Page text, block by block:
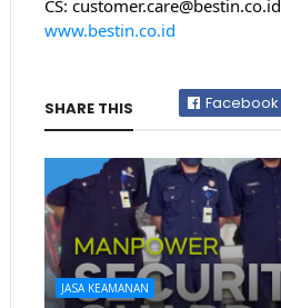
CS: customer.care@bestin.co.id
www.bestin.co.id
SHARE THIS Facebook
JASA KEAMANAN